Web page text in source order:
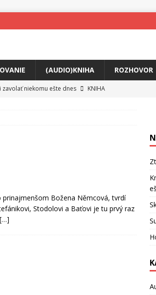
(AUDIO)KNIHA ROZHOVOR
niekomu ešte dnes
KNIHA
prinajmenšom Božena Němcová, tvrdí
Stodolovi a Baťovi je tu prvý raz
[…]